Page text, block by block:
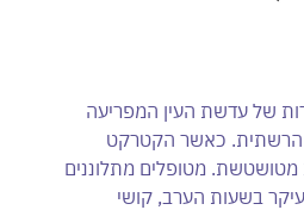
של עדשת העין המפריעה
הרשתית. כאשר הקטרקט
מטופלים מתלוננים
בשעות הערב, קושי